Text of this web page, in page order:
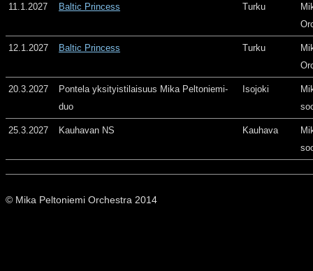
11.1.2027 Baltic Princess Turku
12.1.2027 Baltic Princess Turku
20.3.2027
Pontela yksityistilaisuus Mika Peltoniemi-
duo
Isojoki
25.3.2027 Kauhavan NS Kauhava
© Mika Peltoniemi Orchestra 2014